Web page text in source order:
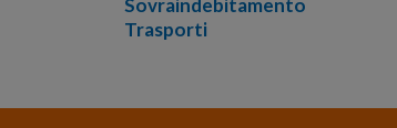
Trasporti